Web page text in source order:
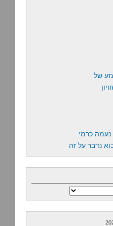
של
נעמה כרמי
נדבר על זה